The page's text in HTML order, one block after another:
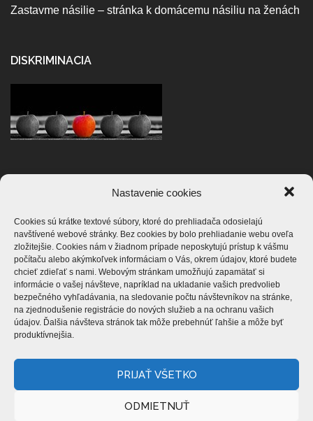
Nastavenie cookies
Cookies sú krátke textové súbory, ktoré do prehliadača odosielajú
navštívené webové stránky. Bez cookies by bolo prehliadanie webu oveľa
zložitejšie. Cookies nám v žiadnom prípade neposkytujú prístup k vášmu
počítaču alebo akýmkoľvek informáciam o Vás, okrem údajov, ktoré budete
chcieť zdieľať s nami. Webovým stránkam umožňujú zapamätať si
informácie o vašej návšteve, napríklad na ukladanie vašich predvolieb
bezpečného vyhľadávania, na sledovanie počtu návštevníkov na stránke,
na zjednodušenie registrácie do nových služieb a na ochranu vašich
údajov. Ďalšia návšteva stránok tak môže prebehnúť ľahšie a môže byť
produktívnejšia.
PRIJAŤ VŠETKO
ODMIETNUŤ
Zastavme násilie – stránka k domácemu násiliu na ženách
DISKRIMINACIA
ZASTAVME NÁSILIE